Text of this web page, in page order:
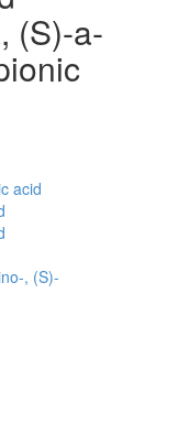
(S)-a-
acid
, (S)-